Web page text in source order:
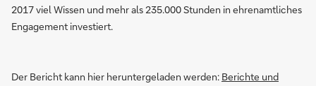
2017 viel Wissen und mehr als 235.000 Stunden in ehrenamtliches
Engagement investiert.
Der Bericht kann hier heruntergeladen werden: Berichte und